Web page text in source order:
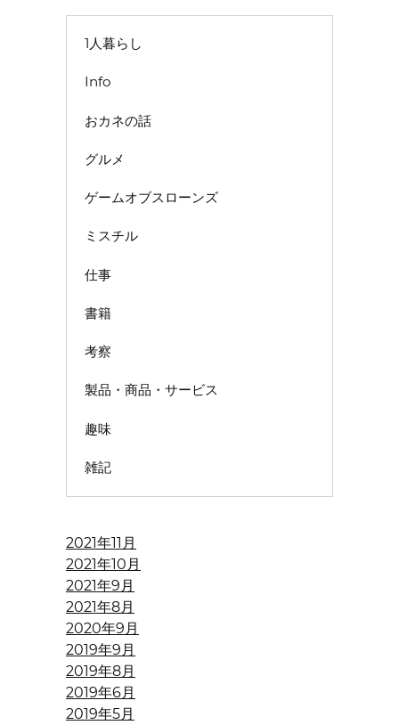
1人暮らし
Info
おカネの話
グルメ
ゲームオブスローンズ
ミスチル
仕事
書籍
考察
製品・商品・サービス
趣味
雑記
2021年11月
2021年10月
2021年9月
2021年8月
2020年9月
2019年9月
2019年8月
2019年6月
2019年5月